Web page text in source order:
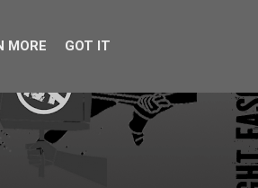
MORE GOT IT